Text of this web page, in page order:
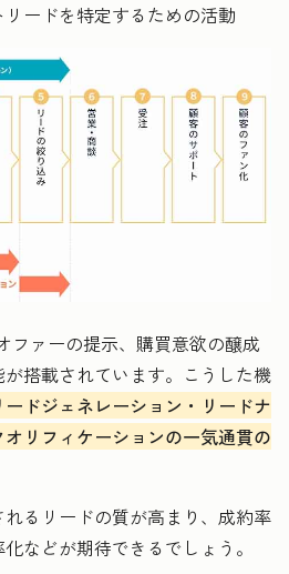
ードを特定するための活動
ファーの提示、購買意欲の醸成
搭載されています。こうした機
ードジェネレーション・リードナ
リフィケーションの一気通貫の
るリードの質が高まり、成約率
などが期待できるでしょう。